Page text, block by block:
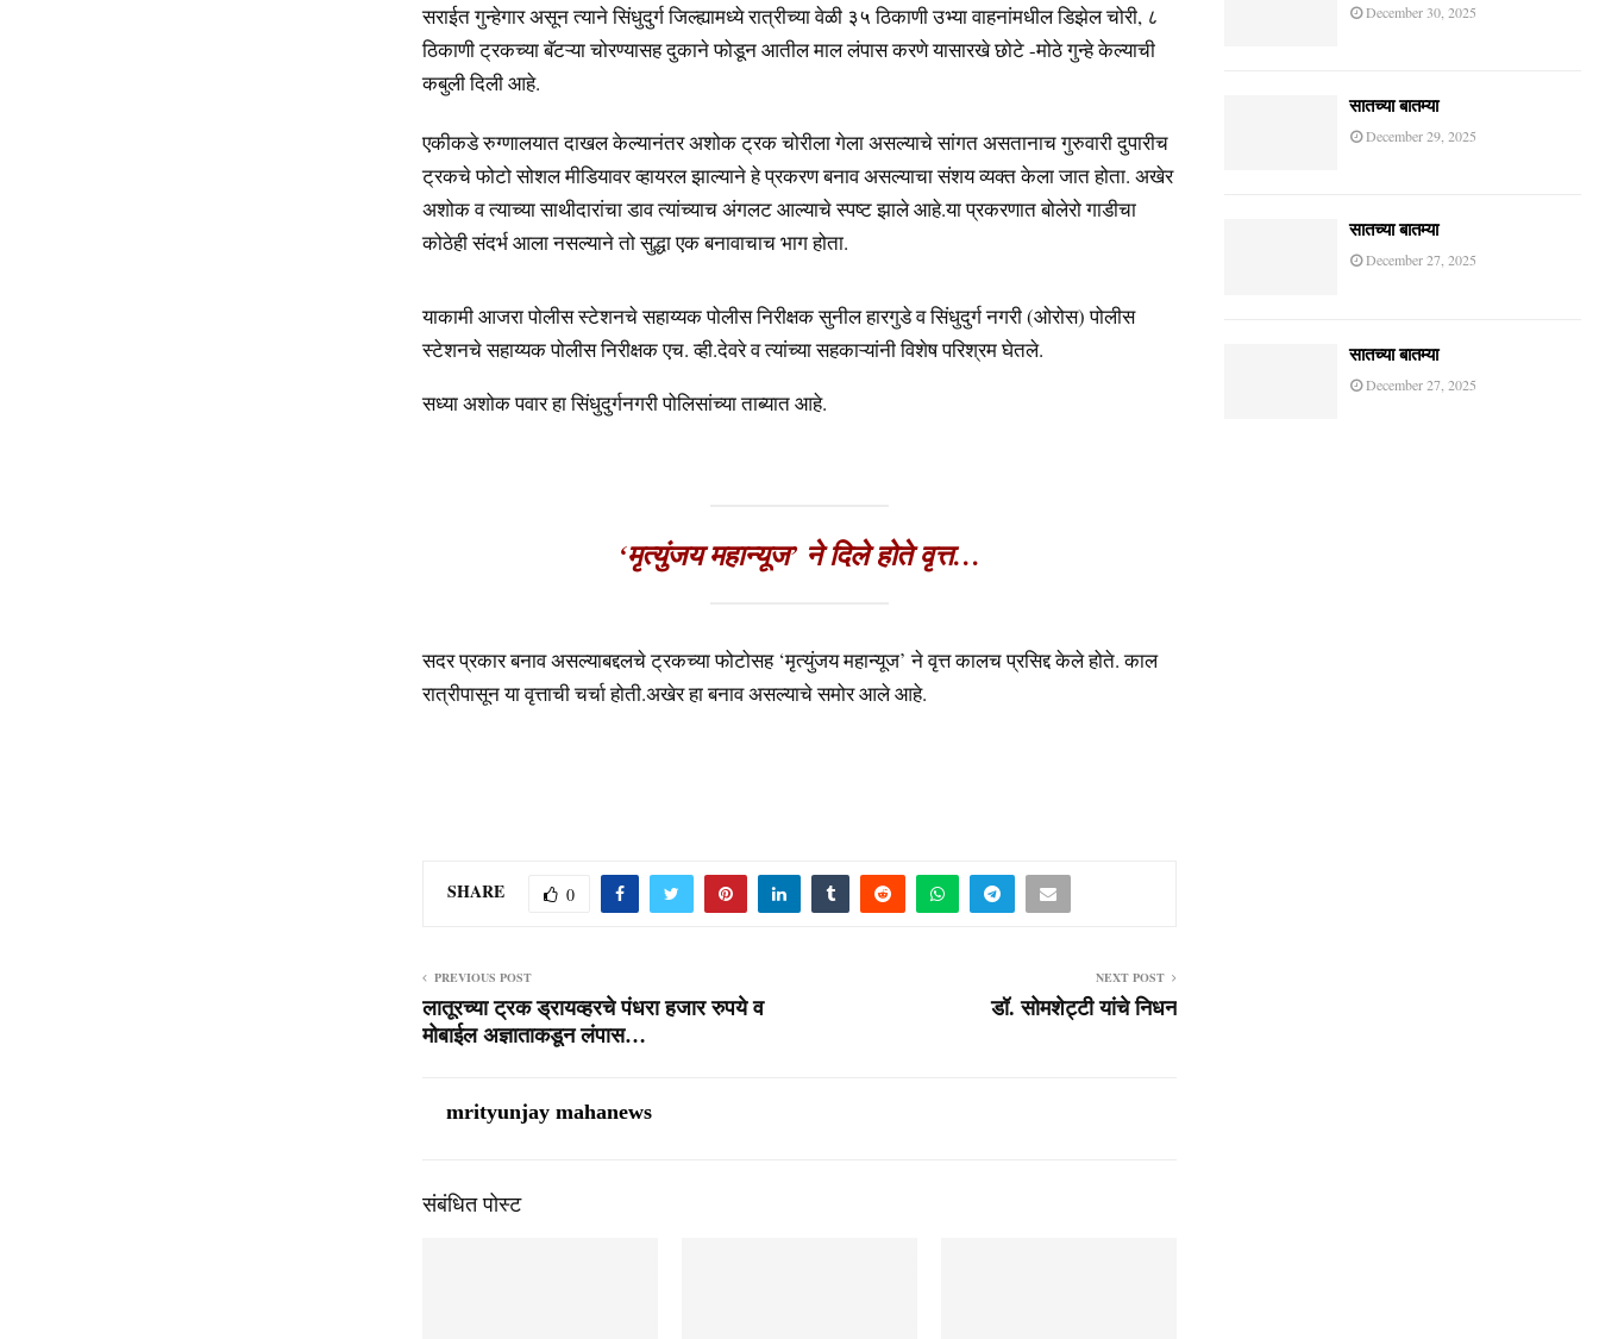
सराईत गुन्हेगार असून त्याने सिंधुदुर्ग जिल्ह्यामध्ये रात्रीच्या वेळी ३५ ठिकाणी उभ्या वाहनांमधील डिझेल चोरी, ८
ठिकाणी ट्रकच्या बॅटऱ्या चोरण्यासह दुकाने फोडून आतील माल लंपास करणे यासारखे छोटे -मोठे गुन्हे केल्याची
कबुली दिली आहे.
एकीकडे रुग्णालयात दाखल केल्यानंतर अशोक ट्रक चोरीला गेला असल्याचे सांगत असतानाच गुरुवारी दुपारीच
ट्रकचे फोटो सोशल मीडियावर व्हायरल झाल्याने हे प्रकरण बनाव असल्याचा संशय व्यक्त केला जात होता. अखेर
अशोक व त्याच्या साथीदारांचा डाव त्यांच्याच अंगलट आल्याचे स्पष्ट झाले आहे.या प्रकरणात बोलेरो गाडीचा
कोठेही संदर्भ आला नसल्याने तो सुद्धा एक बनावाचाच भाग होता.
याकामी आजरा पोलीस स्टेशनचे सहाय्यक पोलीस निरीक्षक सुनील हारगुडे व सिंधुदुर्ग नगरी (ओरोस) पोलीस
स्टेशनचे सहाय्यक पोलीस निरीक्षक एच. व्ही.देवरे व त्यांच्या सहकाऱ्यांनी विशेष परिश्रम घेतले.
सध्या अशोक पवार हा सिंधुदुर्गनगरी पोलिसांच्या ताब्यात आहे.
‘मृत्युंजय महान्यूज’ ने दिले होते वृत्त…
सदर प्रकार बनाव असल्याबद्दलचे ट्रकच्या फोटोसह ‘मृत्युंजय महान्यूज’ ने वृत्त कालच प्रसिद्द केले होते. काल
रात्रीपासून या वृत्ताची चर्चा होती.अखेर हा बनाव असल्याचे समोर आले आहे.
SHARE 0
PREVIOUS POST
लातूरच्या ट्रक ड्रायव्हरचे पंधरा हजार रुपये व
मोबाईल अज्ञाताकडून लंपास…
NEXT POST
डॉ. सोमशेट्टी यांचे निधन
mrityunjay mahanews
संबंधित पोस्ट
December 30, 2025
सातच्या बातम्या
December 29, 2025
सातच्या बातम्या
December 27, 2025
सातच्या बातम्या
December 27, 2025